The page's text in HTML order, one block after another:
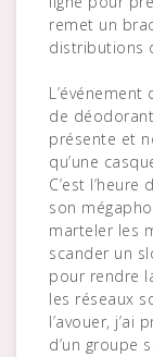
remet un
distributions
de
présente et
qu’une
C’est
son
marteler les
scander un
pour rendre
les réseaux
l’avouer, j’ai
d’un groupe